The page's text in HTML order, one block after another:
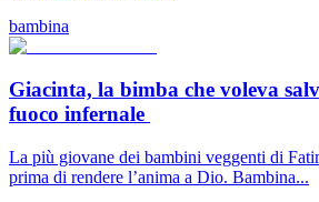
bambina
Giacinta, la bimba che voleva
fuoco infernale
La più giovane dei bambini veggenti di
prima di rendere l’anima a Dio. Bambina...